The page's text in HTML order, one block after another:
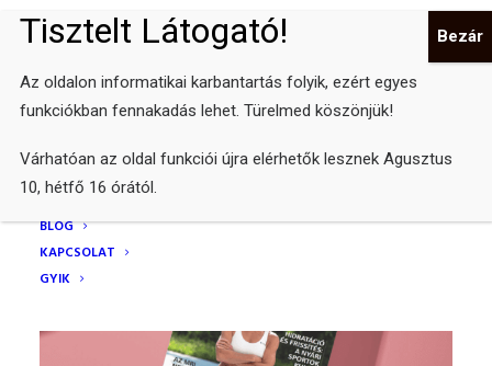
Góg Anikó
ONLINE EDZÉSTÁR
WEBSHOP
MOTIVÁCIÓS ELŐADÁS
BEMUTATKOZÁS
BLOG
KAPCSOLAT
GYIK
Az oldalon informatikai karbantartás folyik, ezért egyes
funkciókban fennakadás lehet. Türelmed köszönjük!
Várhatóan az oldal funkciói újra elérhetők lesznek Agusztus
10, hétfő 16 órától.